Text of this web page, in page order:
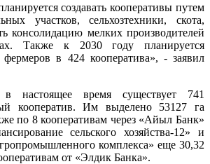
создавать кооперативы путем
участков, сельхозтехники, скота,
консолидацию мелких производителей
Также к 2030 году планируется
в 424 кооператива», - заявил
время существует 741
кооператив. Им выделено 53127 га
по 8 кооперативам через «Айыл Банк»
сельского хозяйства-12» и
комплекса» еще 30,32
от «Элдик Банка».